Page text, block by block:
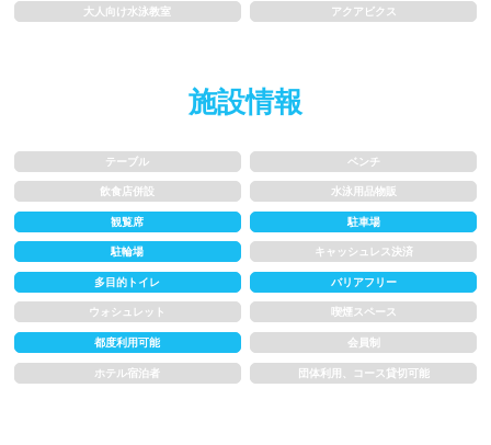
大人向け水泳教室 アクアビクス
施設情報
テーブル ベンチ
飲食店併設 水泳用品物販
観覧席 駐車場
駐輪場 キャッシュレス決済
多目的トイレ バリアフリー
ウォシュレット 喫煙スペース
都度利用可能 会員制
ホテル宿泊者 団体利用、コース貸切可能
プール利用ルール
プール内撮影禁止 メイク/整髪料禁止
水泳帽必ず被る 浮き輪等遊具使用禁止
水以外の飲食禁止 タトゥー隠せばOK